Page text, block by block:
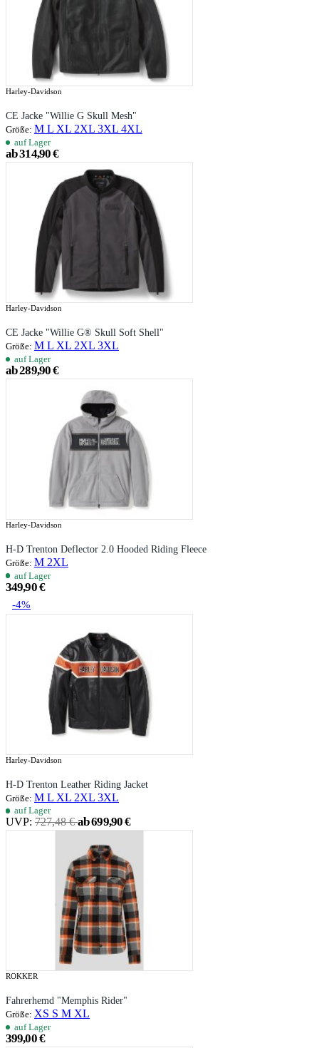
Harley-Davidson
CE Jacke "Willie G Skull Mesh"
Größe: M L XL 2XL 3XL 4XL
auf Lager
ab 314,90 €
Harley-Davidson
CE Jacke "Willie G® Skull Soft Shell"
Größe: M L XL 2XL 3XL
auf Lager
ab 289,90 €
Harley-Davidson
H-D Trenton Deflector 2.0 Hooded Riding Fleece
Größe: M 2XL
auf Lager
349,90 €
-4%
Harley-Davidson
H-D Trenton Leather Riding Jacket
Größe: M L XL 2XL 3XL
auf Lager
UVP: 727,48 € ab 699,90 €
ROKKER
Fahrerhemd "Memphis Rider"
Größe: XS S M XL
auf Lager
399,00 €